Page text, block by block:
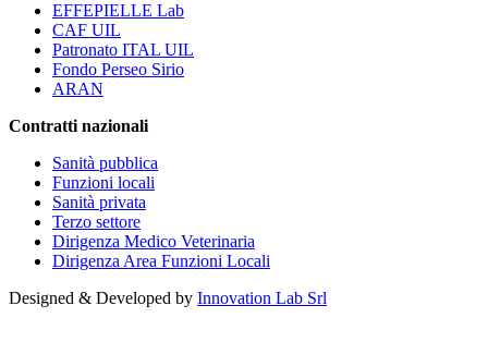
EFFEPIELLE Lab
CAF UIL
Patronato ITAL UIL
Fondo Perseo Sirio
ARAN
Contratti nazionali
Sanità pubblica
Funzioni locali
Sanità privata
Terzo settore
Dirigenza Medico Veterinaria
Dirigenza Area Funzioni Locali
Designed & Developed by Innovation Lab Srl